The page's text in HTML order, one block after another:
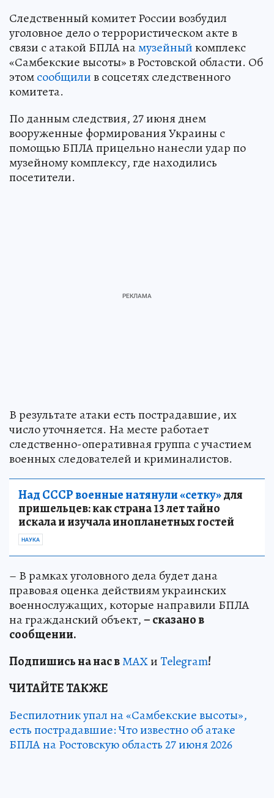
Следственный комитет России возбудил
уголовное дело о террористическом акте в
связи с атакой БПЛА намузейныйкомплекс
«Самбекские высоты» в Ростовской области. Об
этомсообщилив соцсетях следственного
комитета.
По данным следствия, 27 июня днем
вооруженные формирования Украины с
помощью БПЛА прицельно нанесли удар по
музейному комплексу, где находились
посетители.
В результате атаки есть пострадавшие, их
число уточняется. На месте работает
следственно-оперативная группа с участием
военных следователей и криминалистов.
Над СССР военные натянули «сетку»для
пришельцев: как страна 13 лет тайно
искала и изучала инопланетных гостей
НАУКА
– В рамках уголовного дела будет дана
правовая оценка действиям украинских
военнослужащих, которые направили БПЛА
на гражданский объект,– сказано в
сообщении.
Подпишись на нас вМАХиTelegram!
ЧИТАЙТЕ ТАКЖЕ
Беспилотник упал на «Самбекские высоты»,
есть пострадавшие: Что известно об атаке
БПЛА на Ростовскую область 27 июня 2026